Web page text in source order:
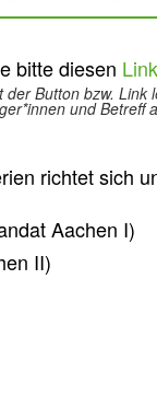
bitte diesen Link
Button bzw.
und Betreff
richtet sich
Aachen I)
II)